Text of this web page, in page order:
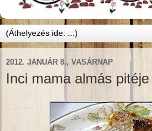
2012. JANUÁR 8., VASÁRNAP
Inci mama almás pitéje